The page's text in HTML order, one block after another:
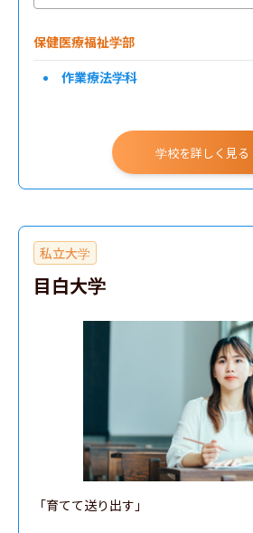
保健医療福祉学部
作業療法学科
学校を詳しく見る
私立大学
目白大学
「育てて送り出す」